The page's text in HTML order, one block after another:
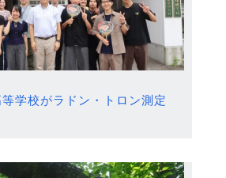
学校がラドン・トロン測定